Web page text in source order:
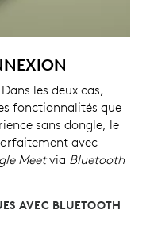
les deux cas,
fonctionnalités que
sans dongle, le
avec
Meetvia Bluetooth
compatibilité
AVEC BLUETOOTH